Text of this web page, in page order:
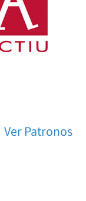
Ver Patronos